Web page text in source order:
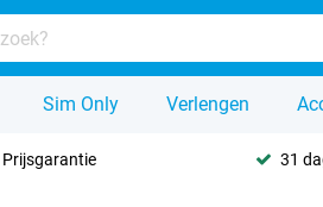
Sim Only Verlengen
Prijsgarantie 31